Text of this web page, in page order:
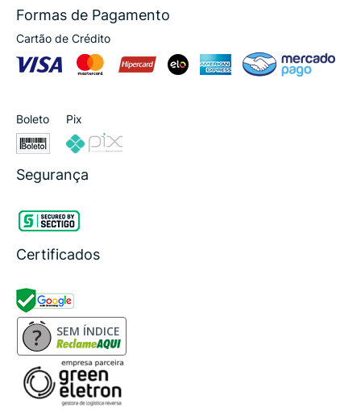
Formas de Pagamento
Cartão de Crédito
Boleto Pix
Segurança
Certificados
SEM ÍNDICE